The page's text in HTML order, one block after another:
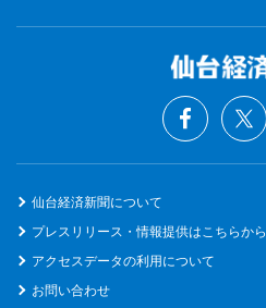
仙台経済新聞について
プレスリリース・情報提供はこちらから
アクセスデータの利用について
お問い合わせ